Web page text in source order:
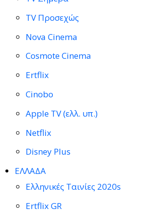
TV Προσεχώς
Nova Cinema
Cosmote Cinema
Ertflix
Cinobo
Apple TV (ελλ. υπ.)
Netflix
Disney Plus
ΕΛΛΑΔΑ
Ελληνικές Ταινίες 2020s
Ertflix GR